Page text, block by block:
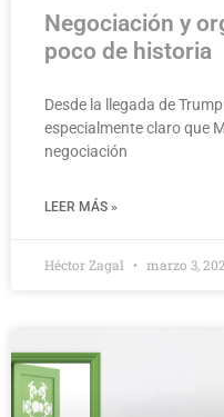
Negociación y
poco de historia
Desde la llegada de
especialmente claro que
negociación
LEER MÁS »
Héctor Zagal marzo 3,